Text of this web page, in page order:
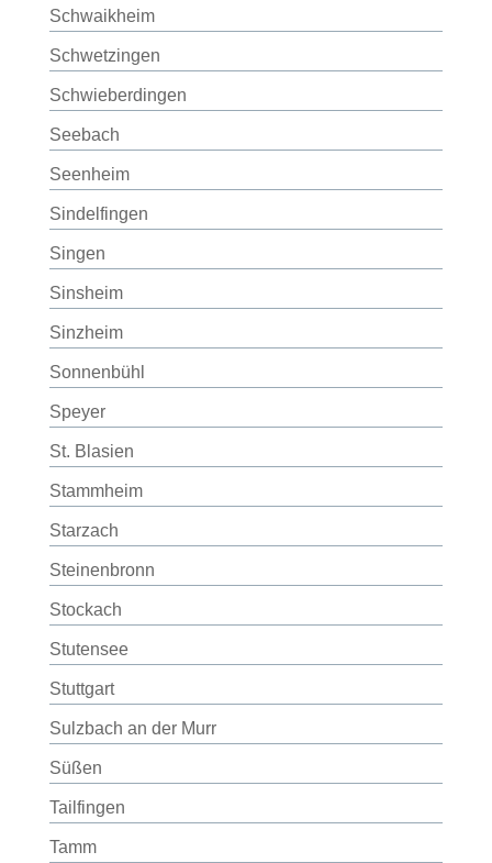
Schwaikheim
Schwetzingen
Schwieberdingen
Seebach
Seenheim
Sindelfingen
Singen
Sinsheim
Sinzheim
Sonnenbühl
Speyer
St. Blasien
Stammheim
Starzach
Steinenbronn
Stockach
Stutensee
Stuttgart
Sulzbach an der Murr
Süßen
Tailfingen
Tamm